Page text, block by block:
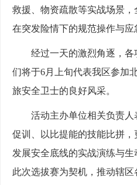
救援、物资疏散等实战场景
在突发险情下的规范操作与应
经过一天的激烈角逐，各
们将于6月上旬代表我区参加
旅安全卫士的良好风采。
活动主办单位相关负责人
促训、以比提能的技能比拼
发展安全底线的实战演练与
此次选拔赛为契机，推动辖